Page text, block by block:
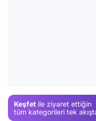
Keşfet ile ziyaret ettiğin
tüm kategorileri tek